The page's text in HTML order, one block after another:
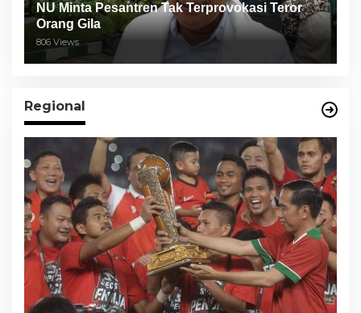
NU Minta Pesantren Tak Terprovokasi Teror
Orang Gila
806 Views
Regional